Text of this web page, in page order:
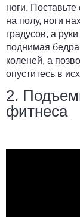
ноги.
на полу, ноги
градусов, а
поднимая
коленей, а
опуститесь в
2.
фитнеса